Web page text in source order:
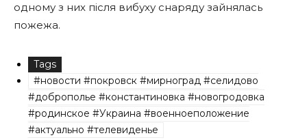
одному з них після вибуху снаряду зайнялась
пожежа.
Tags
#новости #покровск #мирноград #селидово
#доброполье #константиновка #новогродовка
#родинское #Украина #военноеположение
#актуально #телевиденье